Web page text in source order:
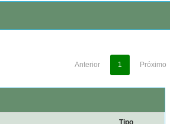
Anterior 1 Próximo
Tipo